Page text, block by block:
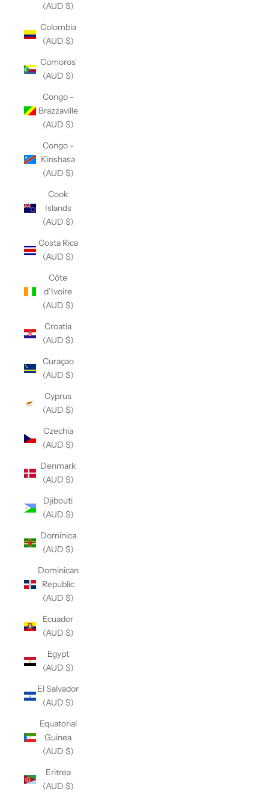
(AUD $)
Colombia
(AUD $)
Comoros
(AUD $)
Congo -
Brazzaville
(AUD $)
Congo -
Kinshasa
(AUD $)
Cook
Islands
(AUD $)
Costa Rica
(AUD $)
Côte
d’Ivoire
(AUD $)
Croatia
(AUD $)
Curaçao
(AUD $)
Cyprus
(AUD $)
Czechia
(AUD $)
Denmark
(AUD $)
Djibouti
(AUD $)
Dominica
(AUD $)
Dominican
Republic
(AUD $)
Ecuador
(AUD $)
Egypt
(AUD $)
El Salvador
(AUD $)
Equatorial
Guinea
(AUD $)
Eritrea
(AUD $)